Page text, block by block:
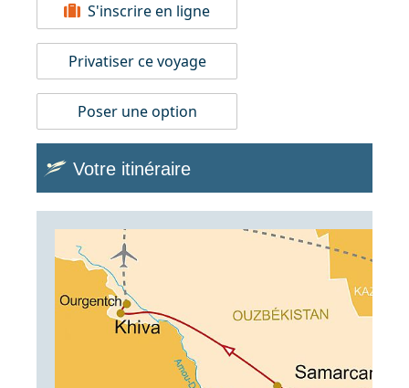
S'inscrire en ligne
Privatiser ce voyage
Poser une option
Votre itinéraire